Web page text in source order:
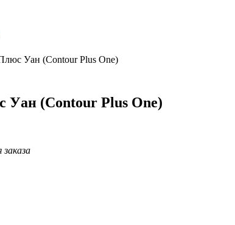
Уан (Contour Plus One)
Уан (Contour Plus One)